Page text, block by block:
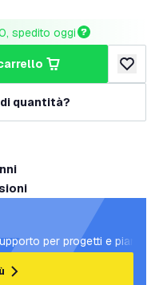
spedito oggi
quantità?
per progetti e piani di